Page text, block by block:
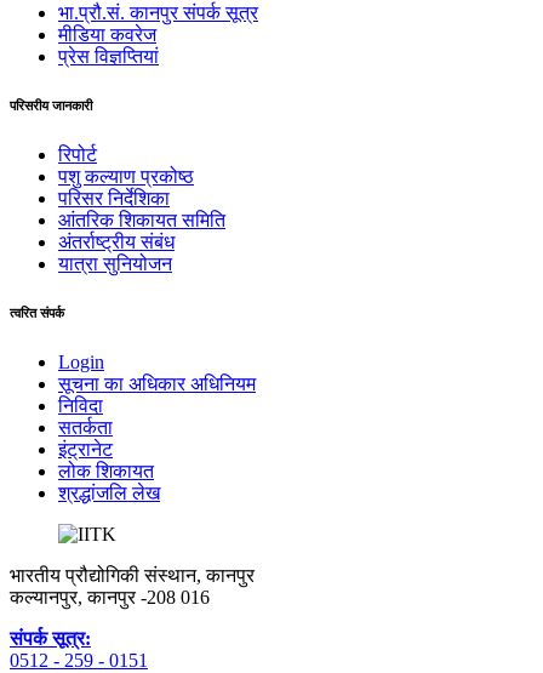
भा.प्रौ.सं. कानपुर संपर्क सूत्र
मीडिया कवरेज
प्रेस विज्ञप्तियां
परिसरीय जानकारी
रिपोर्ट
पशु कल्याण प्रकोष्ठ
परिसर निर्देशिका
आंतरिक शिकायत समिति
अंतर्राष्‍ट्रीय संबंध
यात्रा सुनियोजन
त्वरित संपर्क
Login
सूचना का अधिकार अधिनियम
निविदा
सतर्कता
इंट्रानेट
लोक शिकायत
श्रद्धांजलि लेख
भारतीय प्रौद्योगिकी संस्थान, कानपुर
कल्यानपुर, कानपुर -208 016
संपर्क सूत्र:
0512 - 259 - 0151